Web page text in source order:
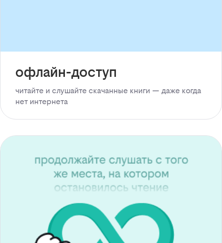
офлайн-доступ
читайте и слушайте скачанные книги — даже когда
нет интернета